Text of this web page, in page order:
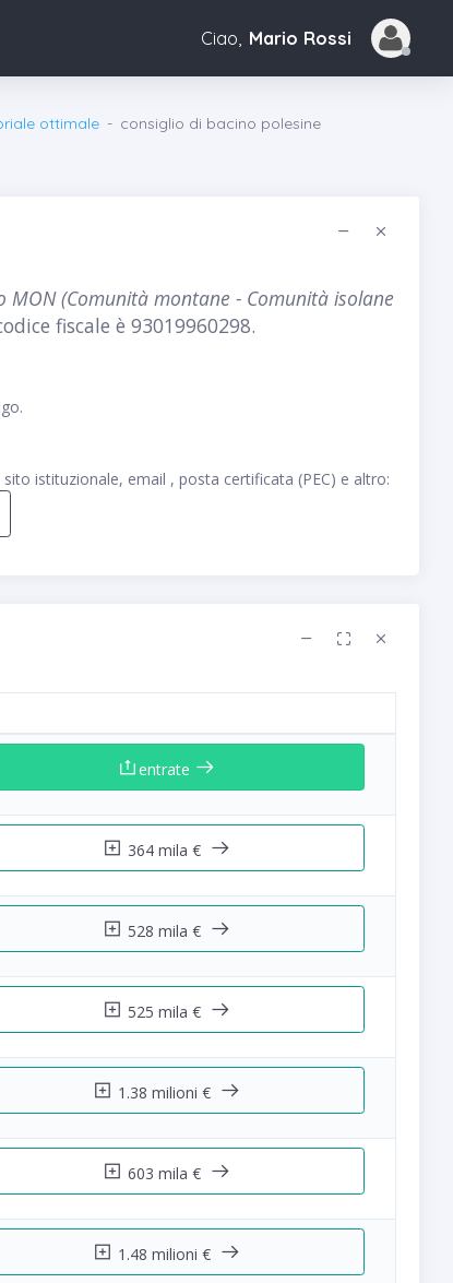
Ciao, Mario Rossi
ottimale consiglio di bacino polesine
MON (Comunità montane - Comunità isolane
fiscale è 93019960298.
istituzionale, email , posta certificata (PEC) e altro:
entrate
364 mila €
528 mila €
525 mila €
1.38 milioni €
603 mila €
1.48 milioni €